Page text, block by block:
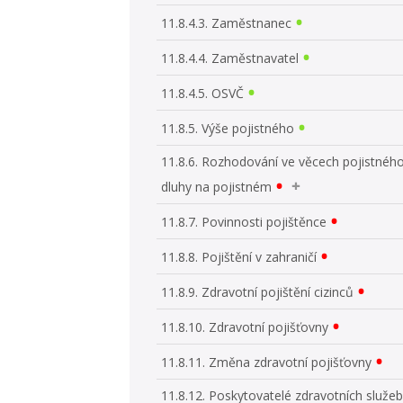
11.8.4.3. Zaměstnanec
11.8.4.4. Zaměstnavatel
11.8.4.5. OSVČ
11.8.5. Výše pojistného
11.8.6. Rozhodování ve věcech
dluhy na pojistném
11.8.7. Povinnosti pojištěnce
11.8.8. Pojištění v zahraničí
11.8.9. Zdravotní pojištění cizinců
11.8.10. Zdravotní pojišťovny
11.8.11. Změna zdravotní pojišťovny
11.8.12. Poskytovatelé zdravotních